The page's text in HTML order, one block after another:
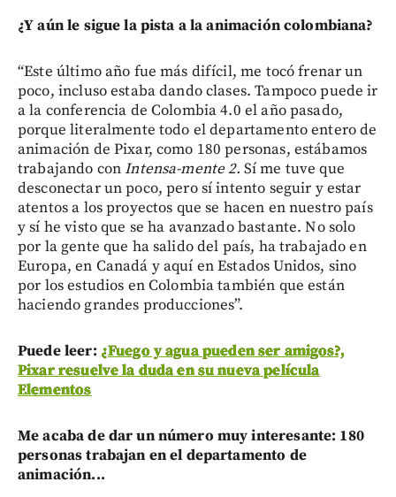
¿Y aún le sigue la pista a la animación colombiana?
“Este último año fue más difícil, me tocó frenar un
poco, incluso estaba dando clases. Tampoco puede ir
a la conferencia de Colombia 4.0 el año pasado,
porque literalmente todo el departamento entero de
animación de Pixar, como 180 personas, estábamos
trabajando conIntensa-mente 2. Sí me tuve que
desconectar un poco, pero sí intento seguir y estar
atentos a los proyectos que se hacen en nuestro país
y sí he visto que se ha avanzado bastante. No solo
por la gente que ha salido del país, ha trabajado en
Europa, en Canadá y aquí en Estados Unidos, sino
por los estudios en Colombia también que están
haciendo grandes producciones”.
Puede leer:¿Fuego y agua pueden ser amigos?,
Pixar resuelve la duda en su nueva película
Elementos
Me acaba de dar un número muy interesante: 180
personas trabajan en el departamento de
animación...